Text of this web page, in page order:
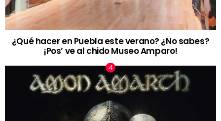
¿Qué hacer en Puebla este verano? ¿No sabes?
¡Pos’ ve al chido Museo Amparo!